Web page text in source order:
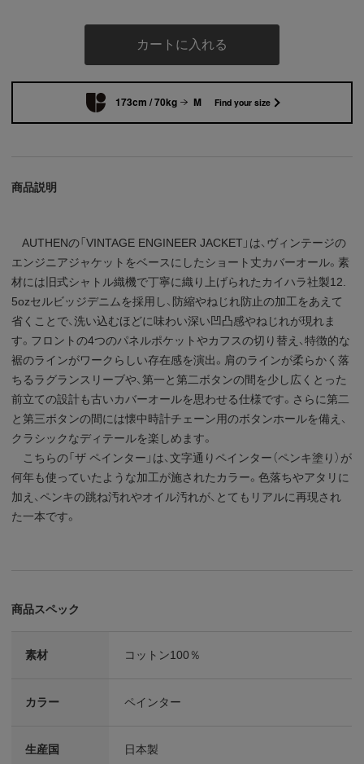
カートに入れる
173cm / 70kg M Find your size
商品説明
AUTHENの「VINTAGE ENGINEER JACKET」は、ヴィンテージの
エンジニアジャケットをベースにしたショート丈カバーオール。素
材には旧式シャトル織機で丁寧に織り上げられたカイハラ社製12.
5ozセルビッジデニムを採用し、防縮やねじれ防止の加工をあえて
省くことで、洗い込むほどに味わい深い凹凸感やねじれが現れま
す。フロントの4つのパネルポケットやカフスの切り替え、特徴的な
裾のラインがワークらしい存在感を演出。肩のラインが柔らかく落
ちるラグランスリーブや、第一と第二ボタンの間を少し広くとった
前立ての設計も古いカバーオールを思わせる仕様です。さらに第二
と第三ボタンの間には懐中時計チェーン用のボタンホールを備え、
クラシックなディテールを楽しめます。
こちらの「ザ ペインター」は、文字通りペインター（ペンキ塗り）が
何年も使っていたような加工が施されたカラー。色落ちやアタリに
加え、ペンキの跳ね汚れやオイル汚れが、とてもリアルに再現され
た一本です。
商品スペック
素材 コットン100％
カラー ペインター
生産国 日本製